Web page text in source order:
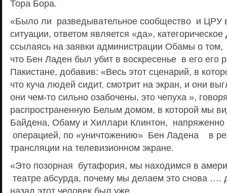
Тора Бора.
«Было ли разведывательное сообщество и ЦРУ
ситуации, ответом является «да»,
ссылаясь на заявки администрации Обамы о том,
что Бен Ладен был убит в воскресенье в его его
Пакистане, добавив: «Весь этот сценарий, в
что куча людей сидит, смотрит на экран, и они
они чем-то сильно озабочены, это чепуха »,
распространенную Белым домом, в которой мы
Байдена, Обаму и Хиллари Клинтон,
операцией, по «уничтожению» Бен Ладена в
трансляции на телевизионном экране.
«Это позорная бутафория, мы находимся в
театре абсурда, почему мы делаем это снова ….
назад этот человек был уже